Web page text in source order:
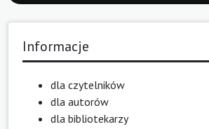
Informacje
dla czytelników
dla autorów
dla bibliotekarzy